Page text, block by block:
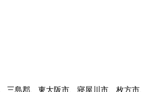
島郡、東大阪市、寝屋川市、枚方市